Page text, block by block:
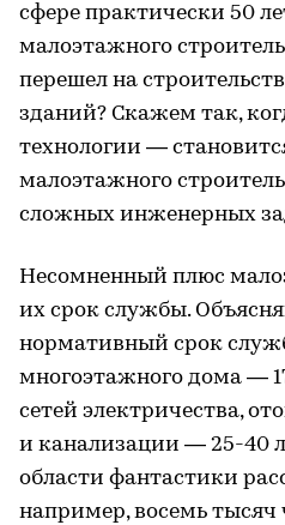
сфере практически 50
малоэтажного
перешел на
зданий? Скажем так,
технологии —
малоэтажного
сложных инженерных
Несомненный плюс
их срок службы.
нормативный срок
многоэтажного дома —
сетей электричества,
и канализации — 25-40
области фантастики
например, восемь тысяч